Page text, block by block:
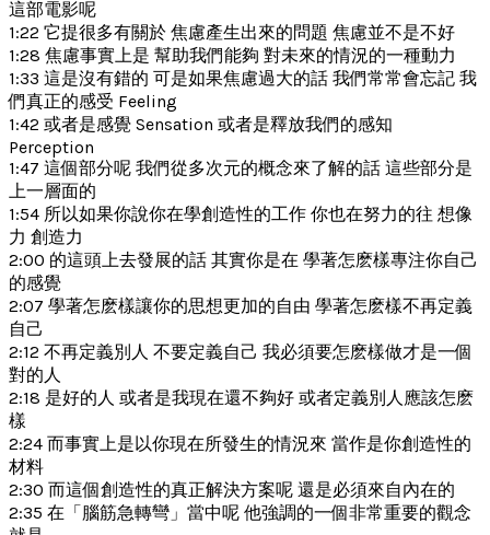
這部電影呢
1:22 它提很多有關於 焦慮產生出來的問題 焦慮並不是不好
1:28 焦慮事實上是 幫助我們能夠 對未來的情況的一種動力
1:33 這是沒有錯的 可是如果焦慮過大的話 我們常常會忘記 我
們真正的感受 Feeling
1:42 或者是感覺 Sensation 或者是釋放我們的感知
Perception
1:47 這個部分呢 我們從多次元的概念來了解的話 這些部分是
上一層面的
1:54 所以如果你說你在學創造性的工作 你也在努力的往 想像
力 創造力
2:00 的這頭上去發展的話 其實你是在 學著怎麽樣專注你自己
的感覺
2:07 學著怎麽樣讓你的思想更加的自由 學著怎麽樣不再定義
自己
2:12 不再定義別人 不要定義自己 我必須要怎麽樣做才是一個
對的人
2:18 是好的人 或者是我現在還不夠好 或者定義別人應該怎麽
樣
2:24 而事實上是以你現在所發生的情況來 當作是你創造性的
材料
2:30 而這個創造性的真正解決方案呢 還是必須來自內在的
2:35 在「腦筋急轉彎」當中呢 他強調的一個非常重要的觀念